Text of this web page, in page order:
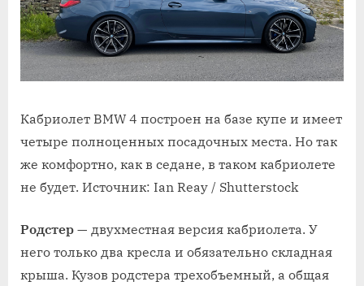
Кабриолет BMW 4 построен на базе купе и имеет
четыре полноценных посадочных места. Но так
же комфортно, как в седане, в таком кабриолете
не будет. Источник: Ian Reay / Shutterstock
Родстер — двухместная версия кабриолета. У
него только два кресла и обязательно складная
крыша. Кузов родстера трехобъемный, а общая